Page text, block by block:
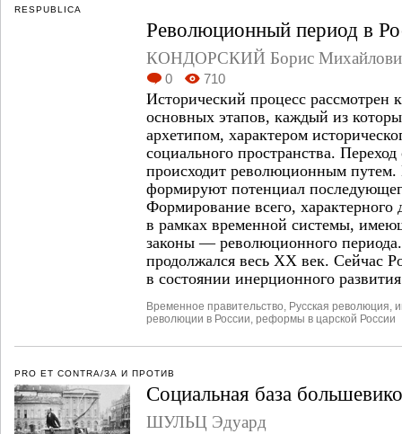
RESPUBLICA
Революционный период в
КОНДОРСКИЙ Борис
0 710
Исторический процесс рассмотрен
основных этапов, каждый из
архетипом, характером
социального пространства.
происходит революционным
формируют потенциал
Формирование всего, характерного
в рамках временной системы,
законы — революционного
продолжался весь ХХ век. Сейчас
в состоянии инерционного
Временное правительство Русская революция
революции в России реформы в царской России
PRO ET CONTRA/ЗА И ПРОТИВ
Социальная база
ШУЛЬЦ Эдуард